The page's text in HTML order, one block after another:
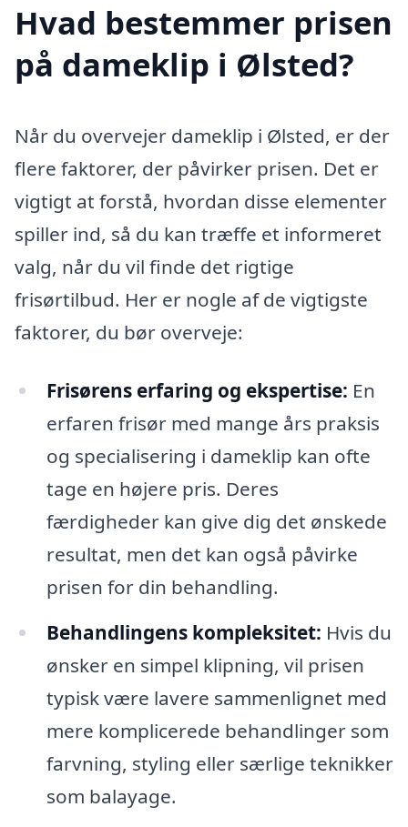
Hvad bestemmer prisen
på dameklip i Ølsted?
Når du overvejer dameklip i Ølsted, er der
flere faktorer, der påvirker prisen. Det er
vigtigt at forstå, hvordan disse elementer
spiller ind, så du kan træffe et informeret
valg, når du vil finde det rigtige
frisørtilbud. Her er nogle af de vigtigste
faktorer, du bør overveje:
Frisørens erfaring og ekspertise: En
erfaren frisør med mange års praksis
og specialisering i dameklip kan ofte
tage en højere pris. Deres
færdigheder kan give dig det ønskede
resultat, men det kan også påvirke
prisen for din behandling.
Behandlingens kompleksitet: Hvis du
ønsker en simpel klipning, vil prisen
typisk være lavere sammenlignet med
mere komplicerede behandlinger som
farvning, styling eller særlige teknikker
som balayage.